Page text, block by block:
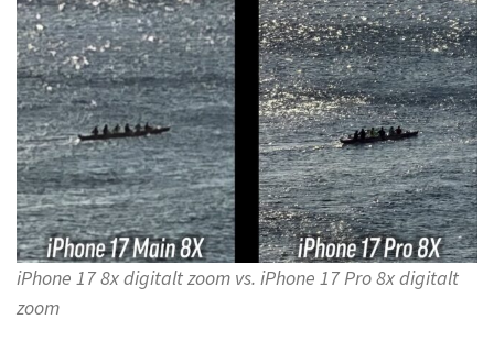
iPhone 17 8x digitalt zoom vs. iPhone 17 Pro 8x digitalt
zoom